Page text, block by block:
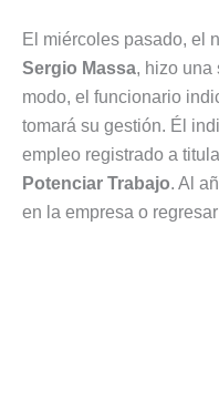
El miércoles pasado, el
Sergio Massa, hizo una
modo, el funcionario
tomará su gestión. Él
empleo registrado a
Potenciar Trabajo. Al
en la empresa o